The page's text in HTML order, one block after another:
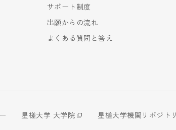
サポート制度
出願からの流れ
よくある質問と答え
星槎大学 大学院
星槎大学機関リポジトリ